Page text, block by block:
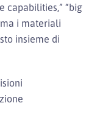
capabilities,” “big
i materiali
insieme di